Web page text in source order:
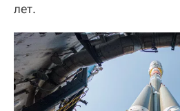
лет.